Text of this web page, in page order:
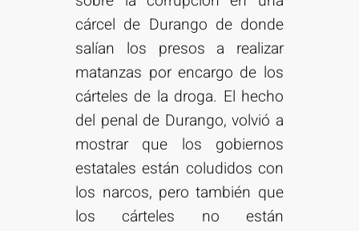
cárcel de Durango de donde
salían los presos a realizar
matanzas por encargo de los
cárteles de la droga. El hecho
del penal de Durango, volvió a
mostrar que los gobiernos
estatales están coludidos con
los narcos, pero también que
los cárteles no están